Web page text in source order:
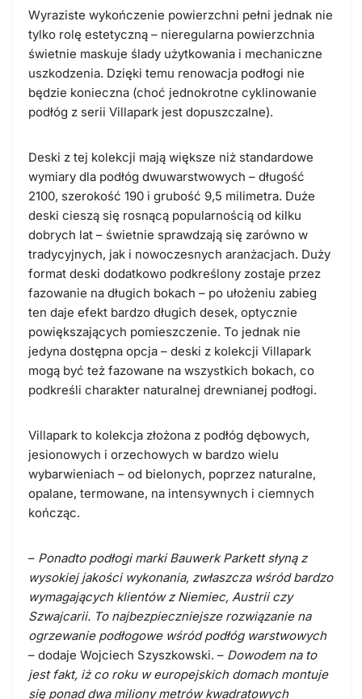
Wyraziste wykończenie powierzchni pełni jednak nie
tylko rolę estetyczną – nieregularna powierzchnia
świetnie maskuje ślady użytkowania i mechaniczne
uszkodzenia. Dzięki temu renowacja podłogi nie
będzie konieczna (choć jednokrotne cyklinowanie
podłóg z serii Villapark jest dopuszczalne).
Deski z tej kolekcji mają większe niż standardowe
wymiary dla podłóg dwuwarstwowych – długość
2100, szerokość 190 i grubość 9,5 milimetra. Duże
deski cieszą się rosnącą popularnością od kilku
dobrych lat – świetnie sprawdzają się zarówno w
tradycyjnych, jak i nowoczesnych aranżacjach. Duży
format deski dodatkowo podkreślony zostaje przez
fazowanie na długich bokach – po ułożeniu zabieg
ten daje efekt bardzo długich desek, optycznie
powiększających pomieszczenie. To jednak nie
jedyna dostępna opcja – deski z kolekcji Villapark
mogą być też fazowane na wszystkich bokach, co
podkreśli charakter naturalnej drewnianej podłogi.
Villapark to kolekcja złożona z podłóg dębowych,
jesionowych i orzechowych w bardzo wielu
wybarwieniach – od bielonych, poprzez naturalne,
opalane, termowane, na intensywnych i ciemnych
kończąc.
– Ponadto podłogi marki Bauwerk Parkett słyną z
wysokiej jakości wykonania, zwłaszcza wśród bardzo
wymagających klientów z Niemiec, Austrii czy
Szwajcarii. To najbezpieczniejsze rozwiązanie na
ogrzewanie podłogowe wśród podłóg warstwowych
– dodaje Wojciech Szyszkowski. – Dowodem na to
jest fakt, iż co roku w europejskich domach montuje
się ponad dwa miliony metrów kwadratowych